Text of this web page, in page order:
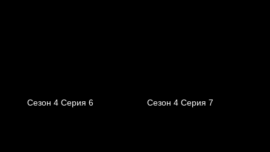
Сезон 4 Серия 6 Сезон 4 Серия 7